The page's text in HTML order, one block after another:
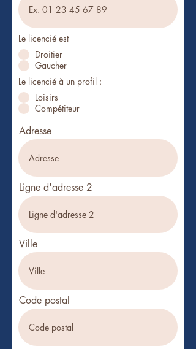
Le licencié est
Droitier
Gaucher
Le licencié à un profil :
Loisirs
Compétiteur
Adresse
Ligne d'adresse 2
Ville
Code postal